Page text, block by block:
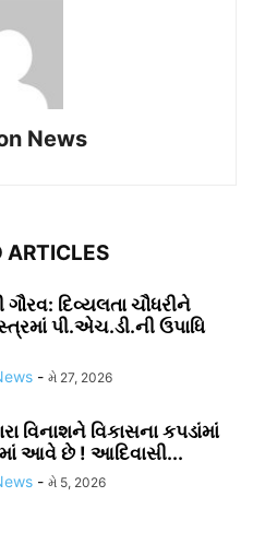
News
ARTICLES
દિવ્યલતા ચૌધરીને
પી.એચ.ડી.ની ઉપાધિ
- મે 27, 2026
વિનાશને વિકાસના કપડાંમાં
આવે છે ! આદિવાસી...
- મે 5, 2026